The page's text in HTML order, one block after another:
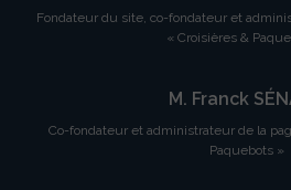
Fondateur du site, co-fondateur et
« Croisières &
M. Franck
Co-fondateur et administrateur de la
Paquebots »